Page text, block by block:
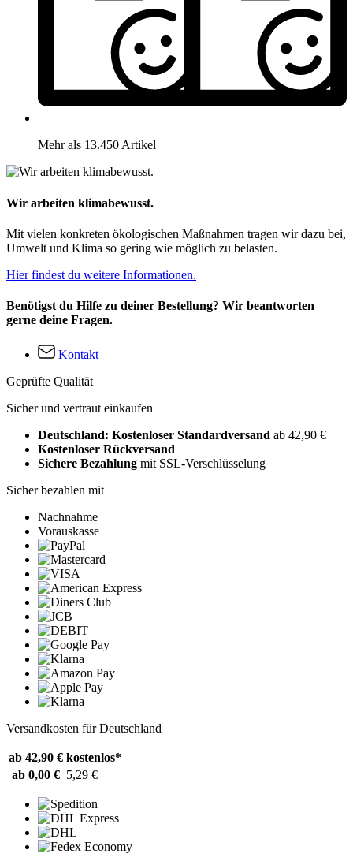
Mehr als 13.450 Artikel
Wir arbeiten klimabewusst.
Mit vielen konkreten ökologischen Maßnahmen tragen wir dazu bei,
Umwelt und Klima so gering wie möglich zu belasten.
Hier findest du weitere Informationen.
Benötigst du Hilfe zu deiner Bestellung? Wir beantworten
gerne deine Fragen.
Kontakt
Geprüfte Qualität
Sicher und vertraut einkaufen
Deutschland: Kostenloser Standardversand ab 42,90 €
Kostenloser Rückversand
Sichere Bezahlung mit SSL-Verschlüsselung
Sicher bezahlen mit
Nachnahme
Vorauskasse
Versandkosten für Deutschland
ab 42,90 € kostenlos*
ab 0,00 € 5,29 €